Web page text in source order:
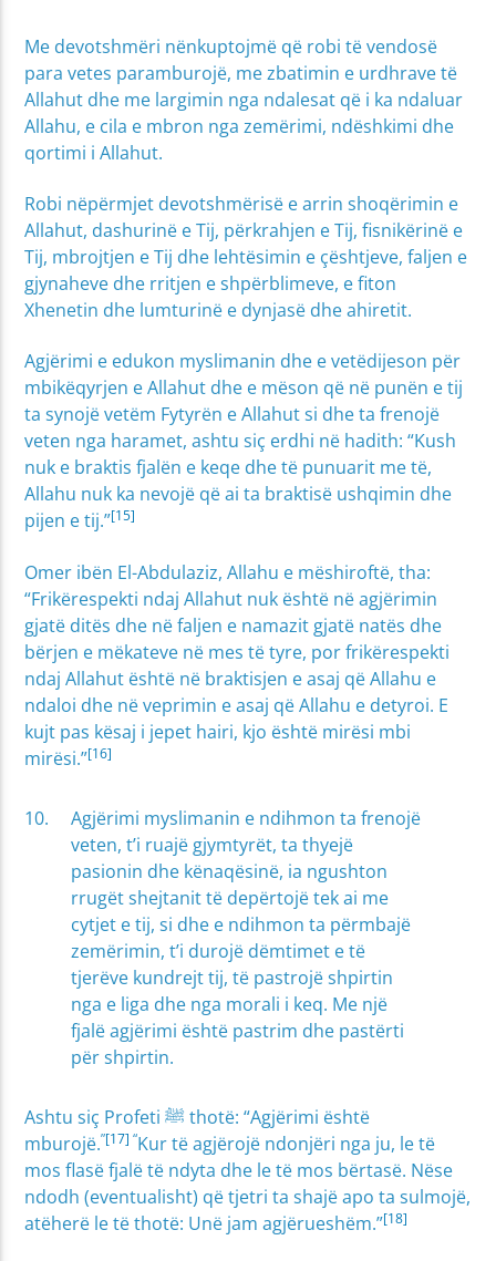
Me devotshmëri nënkuptojmë që robi të vendosë
para vetes paramburojë, me zbatimin e urdhrave të
Allahut dhe me largimin nga ndalesat që i ka ndaluar
Allahu, e cila e mbron nga zemërimi, ndëshkimi dhe
qortimi i Allahut.
Robi nëpërmjet devotshmërisë e arrin shoqërimin e
Allahut, dashurinë e Tij, përkrahjen e Tij, fisnikërinë e
Tij, mbrojtjen e Tij dhe lehtësimin e çështjeve, faljen e
gjynaheve dhe rritjen e shpërblimeve, e fiton
Xhenetin dhe lumturinë e dynjasë dhe ahiretit.
Agjërimi e edukon myslimanin dhe e vetëdijeson për
mbikëqyrjen e Allahut dhe e mëson që në punën e tij
ta synojë vetëm Fytyrën e Allahut si dhe ta frenojë
veten nga haramet, ashtu siç erdhi në hadith: “Kush
nuk e braktis fjalën e keqe dhe të punuarit me të,
Allahu nuk ka nevojë që ai ta braktisë ushqimin dhe
pijen e tij.”[15]
Omer ibën El-Abdulaziz, Allahu e mëshiroftë, tha:
“Frikërespekti ndaj Allahut nuk është në agjërimin
gjatë ditës dhe në faljen e namazit gjatë natës dhe
bërjen e mëkateve në mes të tyre, por frikërespekti
ndaj Allahut është në braktisjen e asaj që Allahu e
ndaloi dhe në veprimin e asaj që Allahu e detyroi. E
kujt pas kësaj i jepet hairi, kjo është mirësi mbi
mirësi.”[16]
Agjërimi myslimanin e ndihmon ta frenojë
veten, t’i ruajë gjymtyrët, ta thyejë
pasionin dhe kënaqësinë, ia ngushton
rrugët shejtanit të depërtojë tek ai me
cytjet e tij, si dhe e ndihmon ta përmbajë
zemërimin, t’i durojë dëmtimet e të
tjerëve kundrejt tij, të pastrojë shpirtin
nga e liga dhe nga morali i keq. Me një
fjalë agjërimi është pastrim dhe pastërti
për shpirtin.
Ashtu siç Profeti ﷺ thotë: “Agjërimi është
mburojë.”[17] “Kur të agjërojë ndonjëri nga ju, le të
mos flasë fjalë të ndyta dhe le të mos bërtasë. Nëse
ndodh (eventualisht) që tjetri ta shajë apo ta sulmojë,
atëherë le të thotë: Unë jam agjërueshëm.”[18]